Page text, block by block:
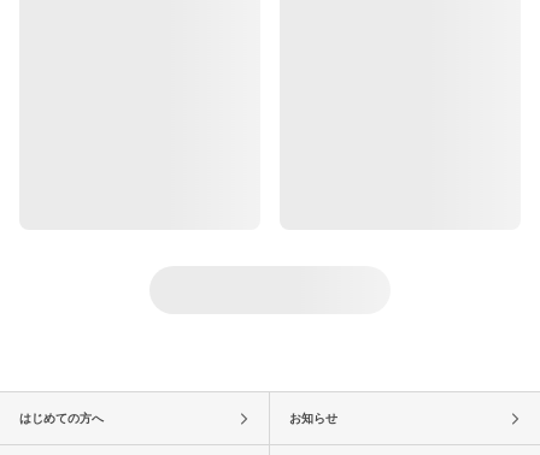
はじめての方へ お知らせ